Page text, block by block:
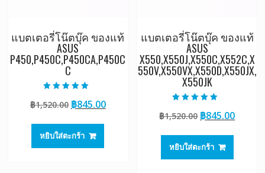
แบตเตอรี่โน๊ตบุ๊ค ของแท้
ASUS
P450,P450C,P450CA,P450C
C
5.00
ตั้งแต่ 1-5
฿1,520.00 Original
was:
฿1,520.00.
฿845.00Current
หยิบใส่ตะกร้า
แบตเตอรี่โน๊ตบุ๊ค ของแท้
ASUS
X550,X550J,X550C,X552C,X
550V,X550VX,X550D,X550JX,
X550JK
5.00
ตั้งแต่ 1-5
฿1,520.00 Original
was:
฿1,520.00.
฿845.00
หยิบใส่ตะกร้า